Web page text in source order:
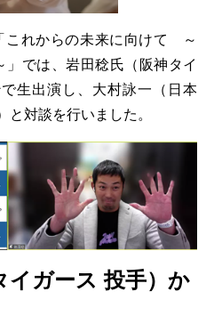
これからの未来に向けて ～
では、岩田稔氏（阪神タイ
生出演し、大村詠一（日本
と対談を行いました。
イガース 投手）か